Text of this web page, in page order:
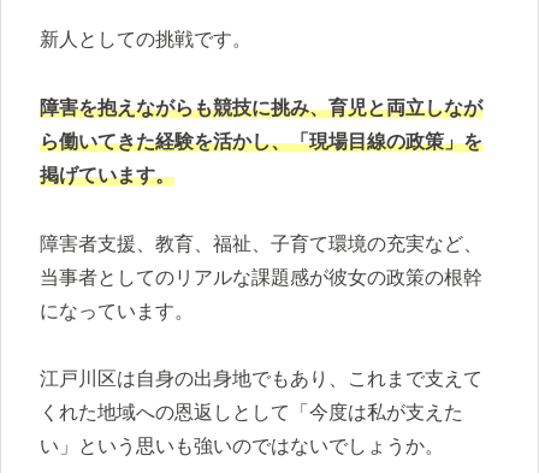
新人としての挑戦です。
障害を抱えながらも競技に挑み、育児と両立しなが
ら働いてきた経験を活かし、「現場目線の政策」を
掲げています。
障害者支援、教育、福祉、子育て環境の充実など、
当事者としてのリアルな課題感が彼女の政策の根幹
になっています。
江戸川区は自身の出身地でもあり、これまで支えて
くれた地域への恩返しとして「今度は私が支えた
い」という思いも強いのではないでしょうか。